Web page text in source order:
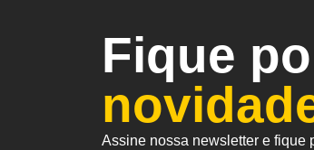
Fique
Assine nossa newsletter e fique